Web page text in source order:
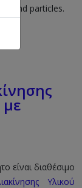
and particles.
είναι διαθέσιμο
Υλικού